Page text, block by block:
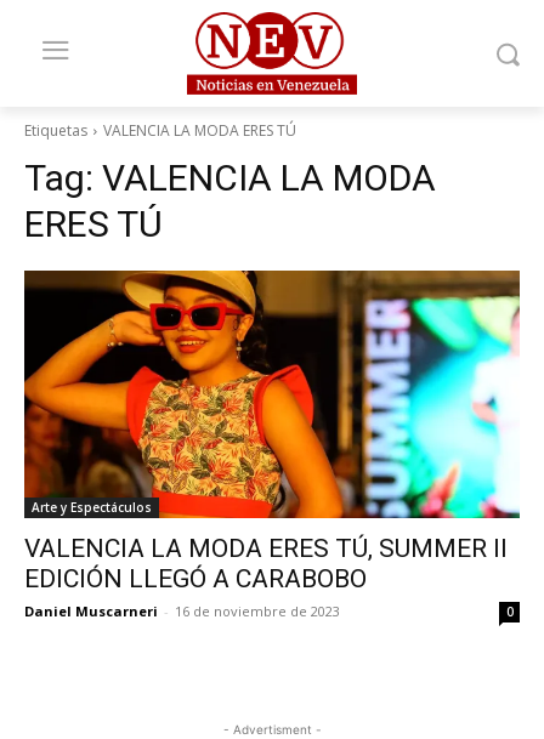
Etiquetas VALENCIA LA MODA ERES TÚ
Tag: VALENCIA LA MODA
ERES TÚ
Arte y Espectáculos
VALENCIA LA MODA ERES TÚ, SUMMER II
EDICIÓN LLEGÓ A CARABOBO
Daniel Muscarneri - 16 de noviembre de 2023 0
- Advertisment -